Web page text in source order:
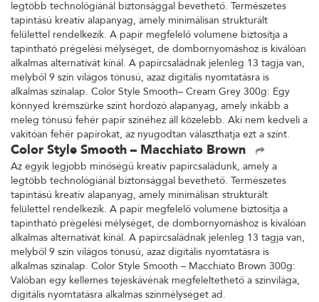
legtöbb technológiánál biztonsággal bevethető. Természetes
tapintású kreatív alapanyag, amely minimálisan strukturált
felülettel rendelkezik. A papír megfelelő volumene biztosítja a
tapintható prégelési mélységet, de dombornyomáshoz is kiválóan
alkalmas alternatívát kínál. A papírcsaládnak jelenleg 13 tagja van,
melyből 9 szín világos tónusú, azaz digitális nyomtatásra is
alkalmas színalap. Color Style Smooth– Cream Grey 300g: Egy
könnyed krémszürke színt hordozó alapanyag, amely inkább a
meleg tónusú fehér papír színéhez áll közelebb. Aki nem kedveli a
vakítóan fehér papírokat, az nyugodtan választhatja ezt a színt.
Color Style Smooth – Macchiato Brown
Az egyik legjobb minőségű kreatív papírcsaládunk, amely a
legtöbb technológiánál biztonsággal bevethető. Természetes
tapintású kreatív alapanyag, amely minimálisan strukturált
felülettel rendelkezik. A papír megfelelő volumene biztosítja a
tapintható prégelési mélységet, de dombornyomáshoz is kiválóan
alkalmas alternatívát kínál. A papírcsaládnak jelenleg 13 tagja van,
melyből 9 szín világos tónusú, azaz digitális nyomtatásra is
alkalmas színalap. Color Style Smooth – Macchiato Brown 300g:
Valóban egy kellemes tejeskávénak megfeleltethető a színvilága,
digitális nyomtatásra alkalmas színmélységet ad.